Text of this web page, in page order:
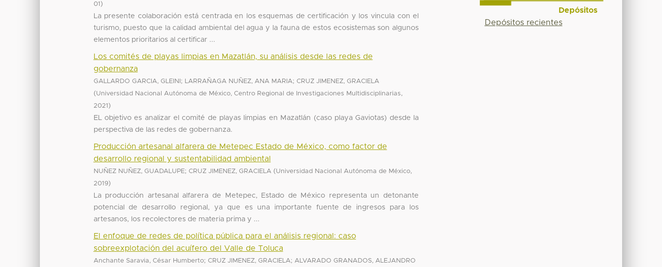
01 )
La presente colaboración está centrada en los esquemas de certificación y los vincula con el
turismo, puesto que la calidad ambiental del agua y la fauna de estos ecosistemas son algunos
elementos prioritarios al certificar ...
Los comités de playas limpias en Mazatlán, su análisis desde las redes de
gobernanza
GALLARDO GARCIA, GLEINI ; LARRAÑAGA NUÑEZ, ANA MARIA; CRUZ JIMENEZ, GRACIELA
(Universidad Nacional Autónoma de México, Centro Regional de Investigaciones Multidisciplinarias,
2021 )
EL objetivo es analizar el comité de playas limpias en Mazatlán (caso playa Gaviotas) desde la
perspectiva de las redes de gobernanza.
Producción artesanal alfarera de Metepec Estado de México, como factor de
desarrollo regional y sustentabilidad ambiental
NUÑEZ NUÑEZ, GUADALUPE; CRUZ JIMENEZ, GRACIELA (Universidad Nacional Autónoma de México,
2019)
La producción artesanal alfarera de Metepec, Estado de México representa un detonante
potencial de desarrollo regional, ya que es una importante fuente de ingresos para los
artesanos, los recolectores de materia prima y ...
El enfoque de redes de política pública para el análisis regional: caso
sobreexplotación del acuífero del Valle de Toluca
Anchante Saravia, César Humberto; CRUZ JIMENEZ, GRACIELA; ALVARADO GRANADOS, ALEJANDRO
Depósitos
Depósitos recientes